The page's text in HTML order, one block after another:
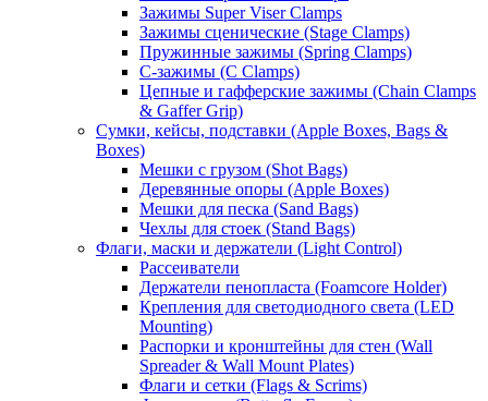
Зажимы Super Viser Clamps
Зажимы сценические (Stage Clamps)
Пружинные зажимы (Spring Clamps)
С-зажимы (C Clamps)
Цепные и гафферские зажимы (Chain Clamps
& Gaffer Grip)
Сумки, кейсы, подставки (Apple Boxes, Bags &
Boxes)
Мешки с грузом (Shot Bags)
Деревянные опоры (Apple Boxes)
Мешки для песка (Sand Bags)
Чехлы для стоек (Stand Bags)
Флаги, маски и держатели (Light Control)
Рассеиватели
Держатели пенопласта (Foamcore Holder)
Крепления для светодиодного света (LED
Mounting)
Распорки и кронштейны для стен (Wall
Spreader & Wall Mount Plates)
Флаги и сетки (Flags & Scrims)